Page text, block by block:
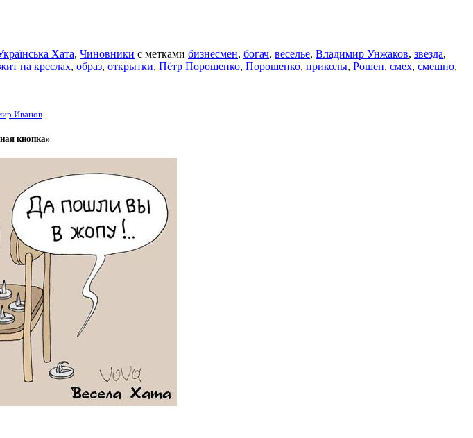
Хата, Чиновники с метками бизнесмен, богач, веселье, Владимир Унжаков, звезда,
на креслах, образ, открытки, Пётр Порошенко, Порошенко, приколы, Рошен, смех, смешно,
Иванов
кнопка»